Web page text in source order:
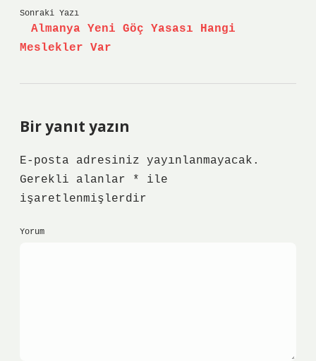
Sonraki Yazı
Almanya Yeni Göç Yasası Hangi
Meslekler Var
Bir yanıt yazın
E-posta adresiniz yayınlanmayacak.
Gerekli alanlar
*
ile
işaretlenmişlerdir
Yorum